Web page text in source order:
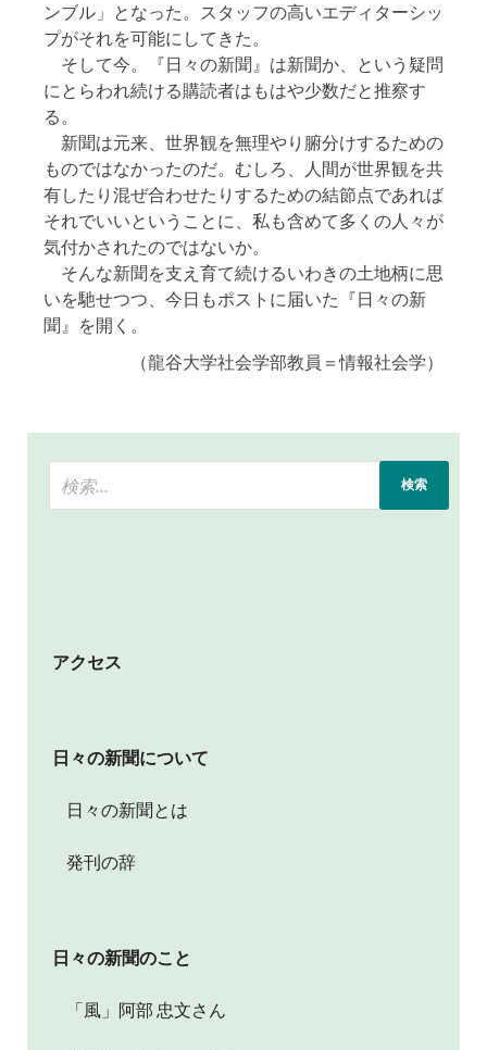
ンブル」となった。スタッフの高いエディターシッ
プがそれを可能にしてきた。
そして今。『日々の新聞』は新聞か、という疑問
にとらわれ続ける購読者はもはや少数だと推察す
る。
新聞は元来、世界観を無理やり腑分けするための
ものではなかったのだ。むしろ、人間が世界観を共
有したり混ぜ合わせたりするための結節点であれば
それでいいということに、私も含めて多くの人々が
気付かされたのではないか。
そんな新聞を支え育て続けるいわきの土地柄に思
いを馳せつつ、今日もポストに届いた『日々の新
聞』を開く。
（龍谷大学社会学部教員＝情報社会学）
アクセス
日々の新聞について
日々の新聞とは
発刊の辞
日々の新聞のこと
「風」阿部 忠文さん